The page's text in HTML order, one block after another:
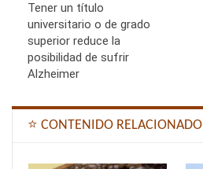
Tener un título
universitario o de grado
superior reduce la
posibilidad de sufrir
Alzheimer
⭐ CONTENIDO RELACIONADO